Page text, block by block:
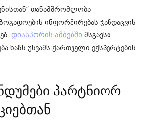
თანამშრომლობა
ინფორმირებას ჯანდაცვის
დიასპორის ამბებში მსგავსი
ხაზს უსვამს ქართველი ექსპერტების
პარტნიორ